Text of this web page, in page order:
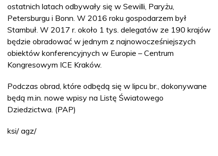
ostatnich latach odbywały się w Sewilli, Paryżu,
Petersburgu i Bonn. W 2016 roku gospodarzem był
Stambuł. W 2017 r. około 1 tys. delegatów ze 190 krajów
będzie obradować w jednym z najnowocześniejszych
obiektów konferencyjnych w Europie – Centrum
Kongresowym ICE Kraków.
Podczas obrad, które odbędą się w lipcu br., dokonywane
będą m.in. nowe wpisy na Listę Światowego
Dziedzictwa. (PAP)
ksi/ agz/